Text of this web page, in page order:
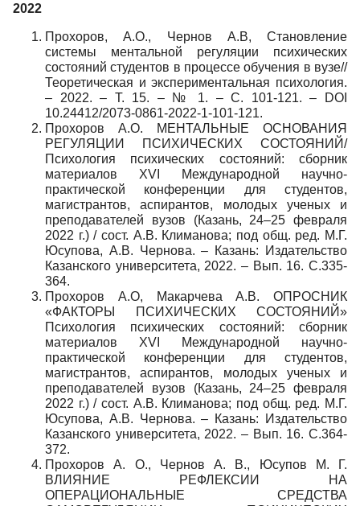
2022
Прохоров, А.О., Чернов А.В, Становление
системы ментальной регуляции психических
состояний студентов в процессе обучения в вузе//
Теоретическая и экспериментальная психология.
– 2022. – Т. 15. – № 1. – С. 101-121. – DOI
10.24412/2073-0861-2022-1-101-121.
Прохоров А.О. МЕНТАЛЬНЫЕ ОСНОВАНИЯ
РЕГУЛЯЦИИ ПСИХИЧЕСКИХ СОСТОЯНИЙ/
Психология психических состояний: сборник
материалов XVI Международной научно-
практической конференции для студентов,
магистрантов, аспирантов, молодых ученых и
преподавателей вузов (Казань, 24–25 февраля
2022 г.) / сост. А.В. Климанова; под общ. ред. М.Г.
Юсупова, А.В. Чернова. – Казань: Издательство
Казанского университета, 2022. – Вып. 16. С.335-
364.
Прохоров А.О, Макарчева А.В. ОПРОСНИК
«ФАКТОРЫ ПСИХИЧЕСКИХ СОСТОЯНИЙ»
Психология психических состояний: сборник
материалов XVI Международной научно-
практической конференции для студентов,
магистрантов, аспирантов, молодых ученых и
преподавателей вузов (Казань, 24–25 февраля
2022 г.) / сост. А.В. Климанова; под общ. ред. М.Г.
Юсупова, А.В. Чернова. – Казань: Издательство
Казанского университета, 2022. – Вып. 16. С.364-
372.
Прохоров А. О., Чернов А. В., Юсупов М. Г.
ВЛИЯНИЕ РЕФЛЕКСИИ НА
ОПЕРАЦИОНАЛЬНЫЕ СРЕДСТВА